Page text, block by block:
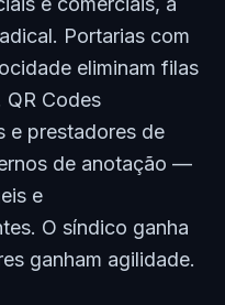
Portarias com
eliminam filas
Codes
e prestadores de
de anotação —
e
O síndico ganha
ganham agilidade.